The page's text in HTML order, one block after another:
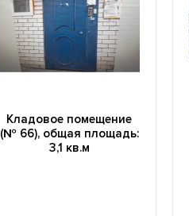
Кладовое помещение
(№ 66), общая площадь:
3,1 кв.м